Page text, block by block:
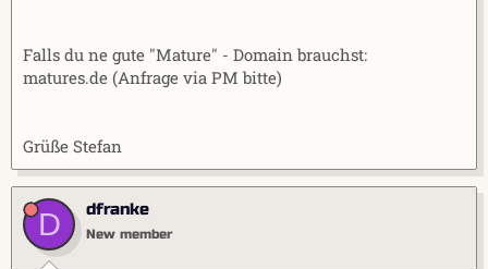
Falls du ne gute "Mature" - Domain brauchst:
matures.de (Anfrage via PM bitte)
Grüße Stefan
D dfranke
New member